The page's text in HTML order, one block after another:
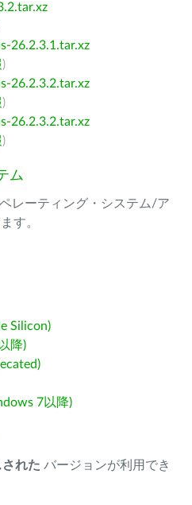
26.2.3.1.tar.xz
)
26.2.3.2.tar.xz
)
26.2.3.2.tar.xz
)
ム
レーティング・システム/ア
す。
Silicon)
降)
7以降)
された バージョンが利用でき